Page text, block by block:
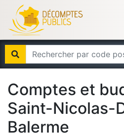
Comptes et
Saint-Nicolas-
Balerme